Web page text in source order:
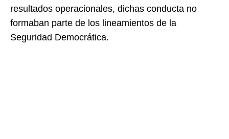
resultados operacionales, dichas conducta no
formaban parte de los lineamientos de la
Seguridad Democrática.